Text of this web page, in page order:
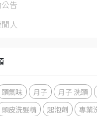
告
人
頭氣味 月子 月子 洗頭
頭皮洗髮精 起泡劑
專業